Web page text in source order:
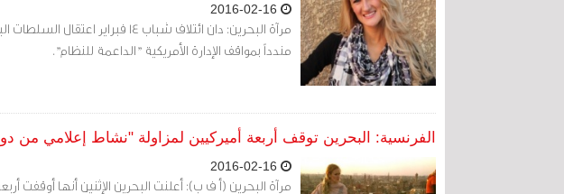
مرآة البحرين: دان ائتلاف شباب 14
مندداً بمواقف الإدارة الأمريكية "الداعمة للنظام".
الفرنسية: البحرين توقف أربعة أميركيين لمزاولة "نشاط إعلامي من
مرآة البحرين (أ ف ب): أعلنت البحرين الإثنين أنها أوقفت